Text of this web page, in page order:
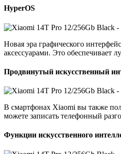
HyperOS
Новая эра графического
аксессуарами. Это
Продвинутый искусственный
В смартфонах Xiaomi вы также
можете записать телефонный
Функции искусственного